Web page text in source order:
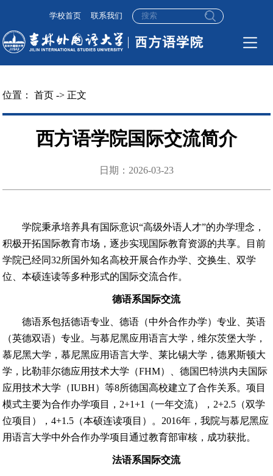
学校首页 联系我们
位置：首页 -> 正文
西方语学院国际交流简介
日期：2026-03-23
学院秉承培养具有国际意识“高级外语人才”的办学理念，
积极开拓国际教育市场，逐步实现国际教育资源的共享。目前
学院已经同32所国外知名高校开展合作办学、交换生、双学
位、本硕连读等多种形式的国际交流合作。
德语系国际交流
德语系包括德语专业、德语（中外合作办学）专业、英语
（英德双语）专业。与慕尼黑应用语言大学，维尔茨堡大学，
慕尼黑大学，慕尼黑应用语言大学、莱比锡大学，德累斯顿大
学，比勒菲尔德应用技术大学（FHM）、德国巴特洪内夫国际
应用技术大学（IUBH）等8所德国高校建立了合作关系。项目
模式主要为合作办学项目， 2+1+1 （一年交流）， 2+2.5 （双学
位项目），4+1.5 （本硕连读项目）。 2016年，我院与慕尼黑应
用语言大学中外合作办学项目通过教育部审核，成功获批。
法语系国际交流